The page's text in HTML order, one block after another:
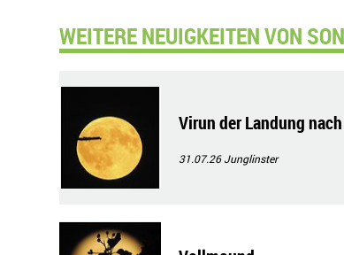
WEITERE NEUIGKEITEN VON
Virun der Landung
31.07.26Junglinster